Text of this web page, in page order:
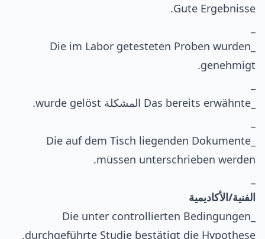
Gute Ergebnisse.
_Die im Labor getesteten Proben wurden
genehmigt.
_Die auf dem Tisch liegenden Dokumente
müssen unterschrieben werden.
الفنية/الأكاديمية
_Die unter controllierten Bedingungen
durchgeführte Studie bestätigt die Hypothese.